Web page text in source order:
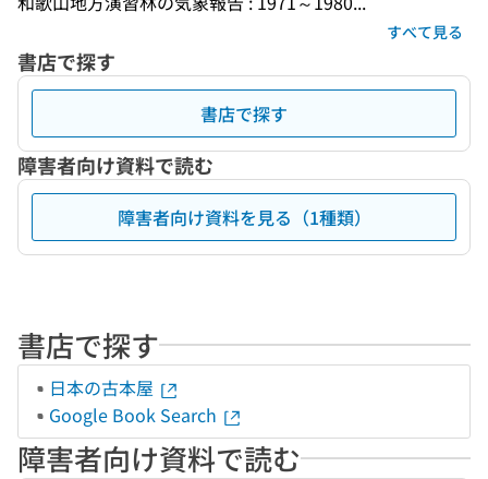
すべて見る
書店で探す
書店で探す
障害者向け資料で読む
障害者向け資料を見る（1種類）
書店で探す
日本の古本屋
Google Book Search
障害者向け資料で読む